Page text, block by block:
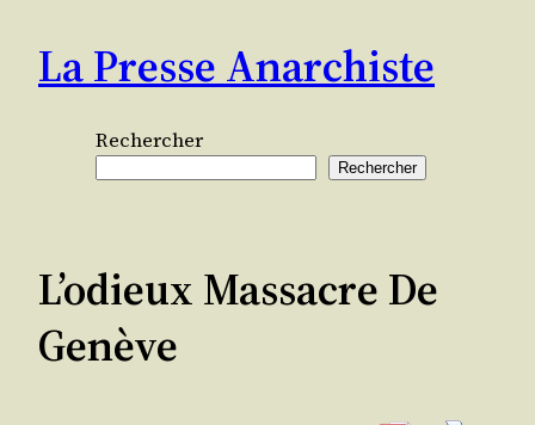
contenu
La Presse Anarchiste
Rechercher
Rechercher
L’odieux Massacre De
Genève